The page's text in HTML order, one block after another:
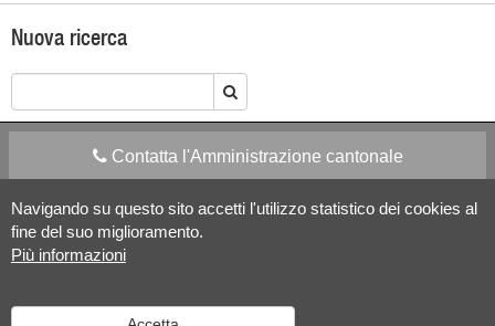
Navigando su questo sito accetti l'utilizzo statistico dei cookies al
fine del suo miglioramento.
Più informazioni
Nuova ricerca
Contatta l'Amministrazione cantonale
Apps Mobile Social media